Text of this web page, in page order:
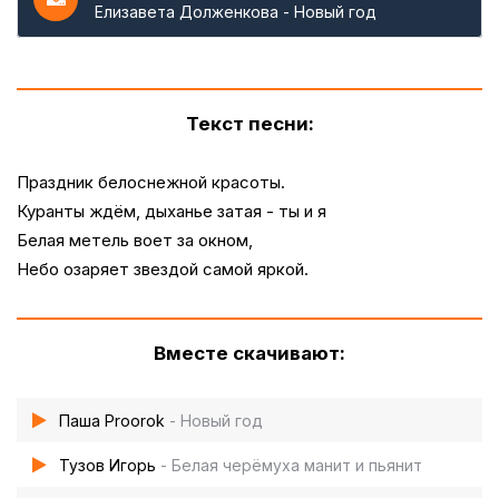
Елизавета Долженкова - Новый год
Текст песни:
Праздник белоснежной красоты.
Куранты ждём, дыханье затая - ты и я
Белая метель воет за окном,
Небо озаряет звездой самой яркой.
Вместе скачивают:
Паша Proorok - Новый год
Тузов Игорь - Белая черёмуха манит и пьянит